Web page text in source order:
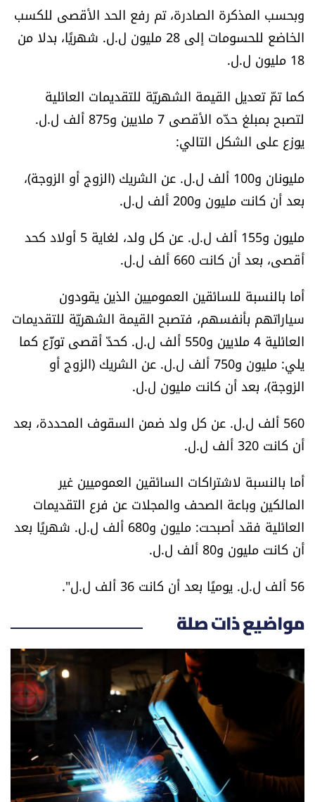
اقتصاد
العالم
الصحافة الإسرائيلية
ثقافة وفنون
فصل من كتاب
اقرأ تضحك
كاميرا
سجالات
صحّة وصحن
الرياضة
منوّعات
حظّك اليوم
للتاريخ
فيديو
من نحن
للتواصل معنا
شروط الاستخدام
شروط الإشتراك
Digital solutions by
وبحسب المذكرة الصادرة، تم رفع الحد الأقصى للكسب
الخاضع للحسومات إلى 28 مليون ل.ل. شهريًا، بدلا من
18 مليون ل.ل.
كما تمّ تعديل القيمة الشهريّة للتقديمات العائلية
لتصبح بمبلغ حدّه الأقصى 7 ملايين و875 ألف ل.ل.
يوزع على الشكل التالي:
مليونان و100 ألف ل.ل. عن الشريك (الزوج أو الزوجة)،
بعد أن كانت مليون و200 ألف ل.ل.
مليون و155 ألف ل.ل. عن كل ولد، لغاية 5 أولاد كحد
أقصى، بعد أن كانت 660 ألف ل.ل.
أما بالنسبة للسائقين العموميين الذين يقودون
سياراتهم بأنفسهم، فتصبح القيمة الشهريّة للتقديمات
العائلية 4 ملايين و550 ألف ل.ل. كحدّ أقصى توزّع كما
يلي: مليون و750 ألف ل.ل. عن الشريك (الزوج أو
الزوجة)، بعد أن كانت مليون ل.ل.
560 ألف ل.ل. عن كل ولد ضمن السقوف المحددة، بعد
أن كانت 320 ألف ل.ل.
أما بالنسبة لاشتراكات السائقين العموميين غير
المالكين وباعة الصحف والمجلات عن فرع التقديمات
العائلية فقد أصبحت: مليون و680 ألف ل.ل. شهريًا بعد
أن كانت مليون و80 ألف ل.ل.
56 ألف ل.ل. يوميًا بعد أن كانت 36 ألف ل.ل".
مواضيع ذات صلة